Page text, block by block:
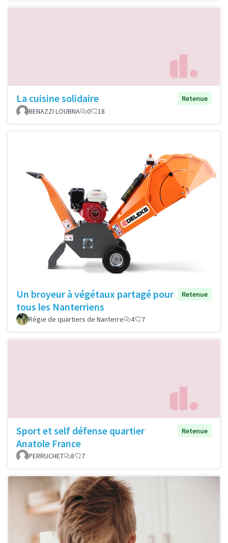
La cuisine solidaire
Retenue
BENAZZI LOUBNA
0 18
Un broyeur à végétaux partagé pour
tous les Nanterriens
Retenue
Régie de quartiers de Nanterre 4 7
Sport et self défense quartier
Anatole France
Retenue
PERRUCHET 8 7